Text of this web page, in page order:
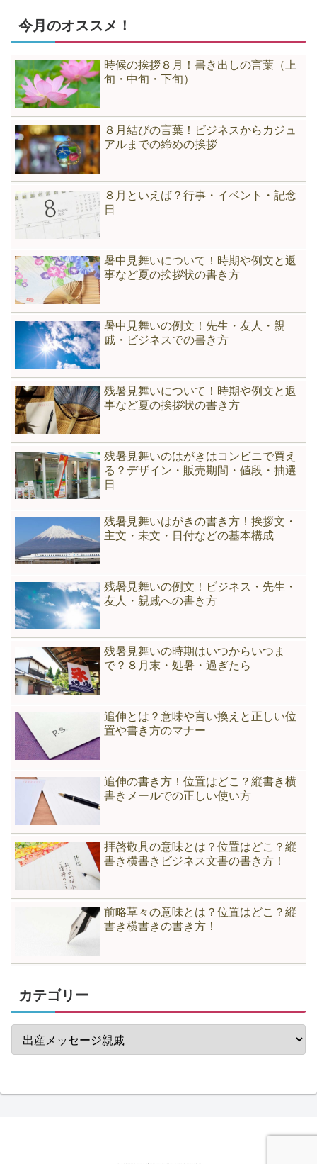
今月のオススメ！
時候の挨拶８月！書き出しの言葉（上
旬・中旬・下旬）
８月結びの言葉！ビジネスからカジュ
アルまでの締めの挨拶
８月といえば？行事・イベント・記念
日
暑中見舞いについて！時期や例文と返
事など夏の挨拶状の書き方
暑中見舞いの例文！先生・友人・親
戚・ビジネスでの書き方
残暑見舞いについて！時期や例文と返
事など夏の挨拶状の書き方
残暑見舞いのはがきはコンビニで買え
る？デザイン・販売期間・値段・抽選
日
残暑見舞いはがきの書き方！挨拶文・
主文・未文・日付などの基本構成
残暑見舞いの例文！ビジネス・先生・
友人・親戚への書き方
残暑見舞いの時期はいつからいつま
で？８月末・処暑・過ぎたら
追伸とは？意味や言い換えと正しい位
置や書き方のマナー
追伸の書き方！位置はどこ？縦書き横
書きメールでの正しい使い方
拝啓敬具の意味とは？位置はどこ？縦
書き横書きビジネス文書の書き方！
前略草々の意味とは？位置はどこ？縦
書き横書きの書き方！
カテゴリー